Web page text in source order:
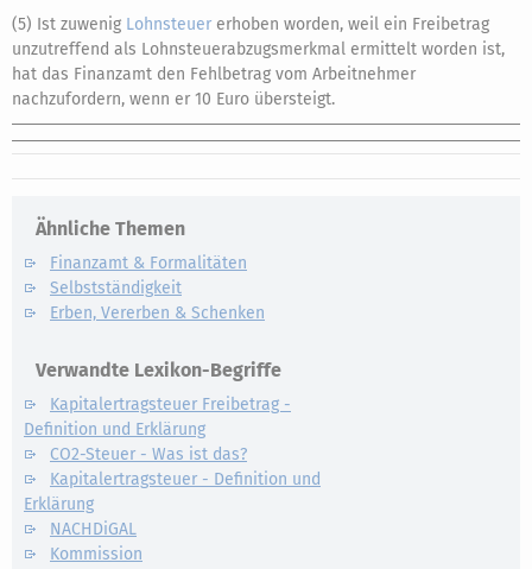
(5) Ist zuwenig Lohnsteuer erhoben worden, weil ein Freibetrag
unzutreffend als Lohnsteuerabzugsmerkmal ermittelt worden ist,
hat das Finanzamt den Fehlbetrag vom Arbeitnehmer
nachzufordern, wenn er 10 Euro übersteigt.
Ähnliche Themen
Finanzamt & Formalitäten
Selbstständigkeit
Erben, Vererben & Schenken
Verwandte Lexikon-Begriffe
Kapitalertragsteuer Freibetrag -
Definition und Erklärung
CO2-Steuer - Was ist das?
Kapitalertragsteuer - Definition und
Erklärung
NACHDiGAL
Kommission